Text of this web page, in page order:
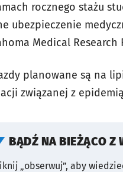
rocznego stażu
ubezpieczenie
Medical
planowane są na
związanej z
BĄDŹ NA BIEŻĄCO Z
„obserwuj”, aby